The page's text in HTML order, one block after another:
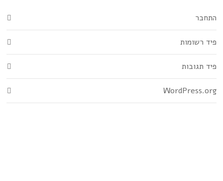
התחבר
פיד רשומות
פיד תגובות
WordPress.org